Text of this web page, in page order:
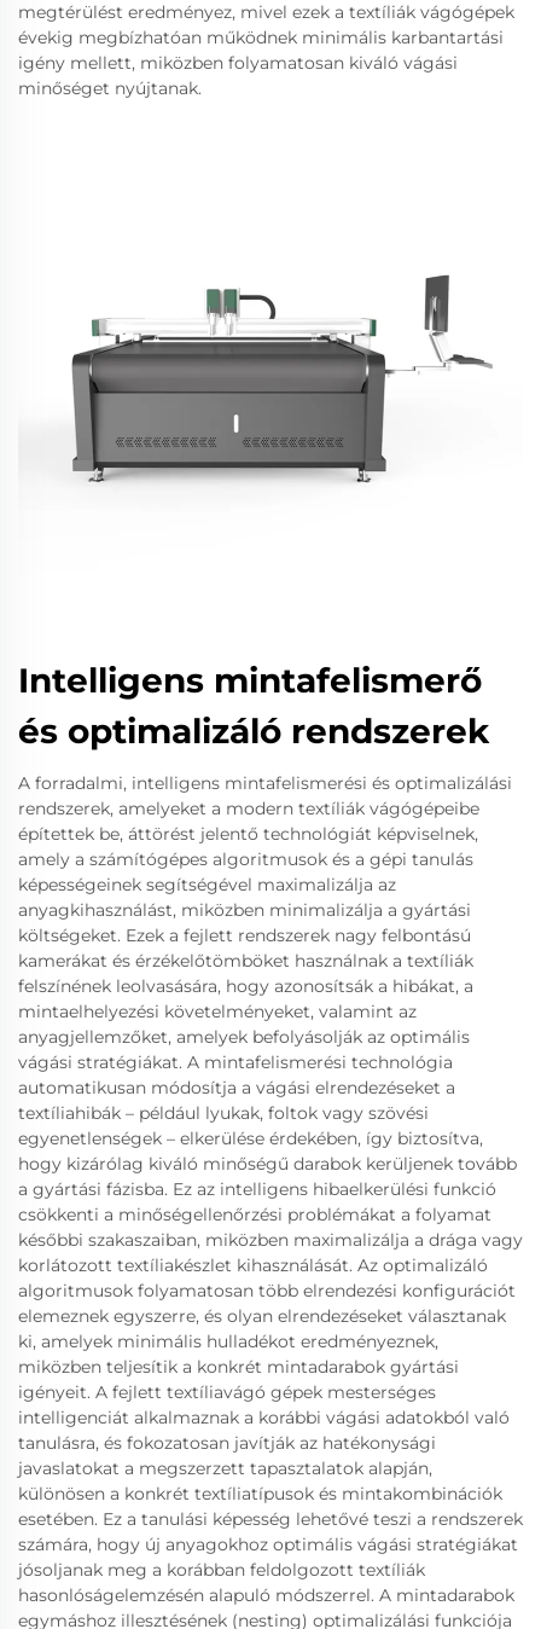
megtérülést eredményez, mivel ezek a textíliák vágógépek
évekig megbízhatóan működnek minimális karbantartási
igény mellett, miközben folyamatosan kiváló vágási
minőséget nyújtanak.
Intelligens mintafelismerő
és optimalizáló rendszerek
A forradalmi, intelligens mintafelismerési és optimalizálási
rendszerek, amelyeket a modern textíliák vágógépeibe
építettek be, áttörést jelentő technológiát képviselnek,
amely a számítógépes algoritmusok és a gépi tanulás
képességeinek segítségével maximalizálja az
anyagkihasználást, miközben minimalizálja a gyártási
költségeket. Ezek a fejlett rendszerek nagy felbontású
kamerákat és érzékelőtömböket használnak a textíliák
felszínének leolvasására, hogy azonosítsák a hibákat, a
mintaelhelyezési követelményeket, valamint az
anyagjellemzőket, amelyek befolyásolják az optimális
vágási stratégiákat. A mintafelismerési technológia
automatikusan módosítja a vágási elrendezéseket a
textíliahibák – például lyukak, foltok vagy szövési
egyenetlenségek – elkerülése érdekében, így biztosítva,
hogy kizárólag kiváló minőségű darabok kerüljenek tovább
a gyártási fázisba. Ez az intelligens hibaelkerülési funkció
csökkenti a minőségellenőrzési problémákat a folyamat
későbbi szakaszaiban, miközben maximalizálja a drága vagy
korlátozott textíliakészlet kihasználását. Az optimalizáló
algoritmusok folyamatosan több elrendezési konfigurációt
elemeznek egyszerre, és olyan elrendezéseket választanak
ki, amelyek minimális hulladékot eredményeznek,
miközben teljesítik a konkrét mintadarabok gyártási
igényeit. A fejlett textíliavágó gépek mesterséges
intelligenciát alkalmaznak a korábbi vágási adatokból való
tanulásra, és fokozatosan javítják az hatékonysági
javaslatokat a megszerzett tapasztalatok alapján,
különösen a konkrét textíliatípusok és mintakombinációk
esetében. Ez a tanulási képesség lehetővé teszi a rendszerek
számára, hogy új anyagokhoz optimális vágási stratégiákat
jósoljanak meg a korábban feldolgozott textíliák
hasonlóságelemzésén alapuló módszerrel. A mintadarabok
egymáshoz illesztésének (nesting) optimalizálási funkciója